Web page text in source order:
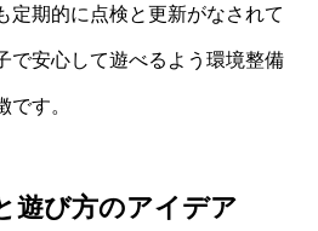
定期的に点検と更新がなされて
で安心して遊べるよう環境整備
す。
遊び方のアイデア